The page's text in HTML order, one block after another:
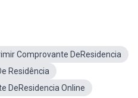
Comprovante DeResidencia
Residência
DeResidencia Online